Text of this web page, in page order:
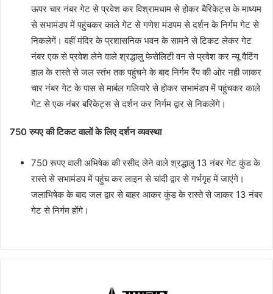
ऊपर चार नंबर गेट से प्रवेश कर विश्रामधाम से होकर बैरिकेट्स के माध्यम
से सभामंडप में पहुंचकर काले गेट से गणेश मंडपम से दर्शन के निर्गम गेट से
निकलेगें। वहीं मंदिर के प्रशासनिक भवन के सामने से टिकट लेकर गेट
नंबर एक से प्रवेश लेने वाले श्रद्धालु फेसेलिटी वन से प्रवेश कर न्यू वैटिंग
हाल के रास्ते से जल स्तंभ तक पहुंचने के बाद निर्गम रैंप की ओर नही जाकर
चार नंबर गेट के पास से मार्बल गलियारे से होकर सभामंडप में पहुंचकर काले
गेट से एक नंबर बरिकेट्स से दर्शन कर निर्गम द्वार से निकलेंगे।
750 रुपए की टिकट वालों के लिए दर्शन व्यवस्था
750 रूपए वाली अभिषेक की रसीद लेने वाले श्रद्धालु 13 नंबर गेट कुंड के
रास्ते से सभामंडप में पहुंच कर लाइन से चांदी द्वार से गर्भगृह में जाएंगे।
जलाभिषेक के बाद जल द्वार से बाहर आकर कुंड के रास्ते से जाकर 13 नंबर
गेट से निर्गम होंगे।